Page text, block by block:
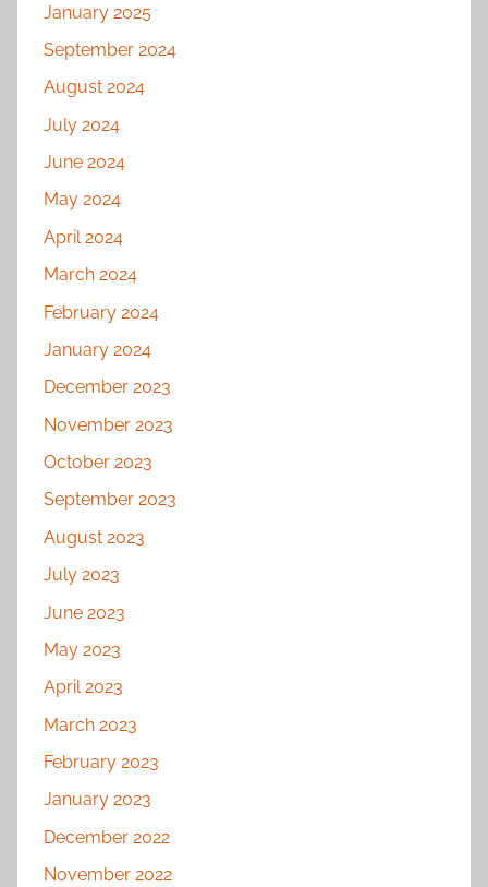
January 2025
September 2024
August 2024
July 2024
June 2024
May 2024
April 2024
March 2024
February 2024
January 2024
December 2023
November 2023
October 2023
September 2023
August 2023
July 2023
June 2023
May 2023
April 2023
March 2023
February 2023
January 2023
December 2022
November 2022